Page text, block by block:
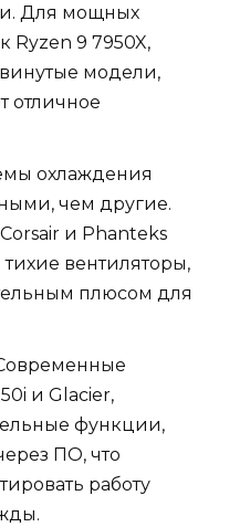
Для мощных
Ryzen 9 7950X,
модели,
отличное
охлаждения
чем другие.
и Phanteks
вентиляторы,
плюсом для
и Glacier,
функции,
ПО, что
работу